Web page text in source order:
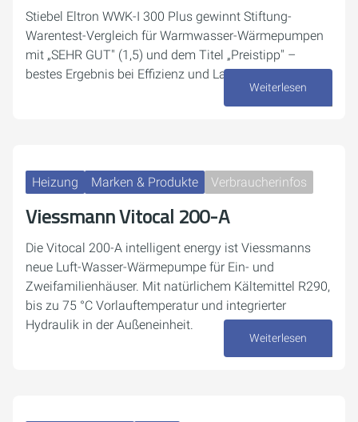
Stiebel Eltron WWK-I 300 Plus gewinnt Stiftung-
Warentest-Vergleich für Warmwasser-Wärmepumpen
mit „SEHR GUT" (1,5) und dem Titel „Preistipp" –
bestes Ergebnis bei Effizienz und Lautstärke.
Weiterlesen
Heizung Marken & Produkte Verbraucherinfos
Viessmann Vitocal 200-A
Die Vitocal 200-A intelligent energy ist Viessmanns
neue Luft-Wasser-Wärmepumpe für Ein- und
Zweifamilienhäuser. Mit natürlichem Kältemittel R290,
bis zu 75 °C Vorlauftemperatur und integrierter
Hydraulik in der Außeneinheit.
Weiterlesen